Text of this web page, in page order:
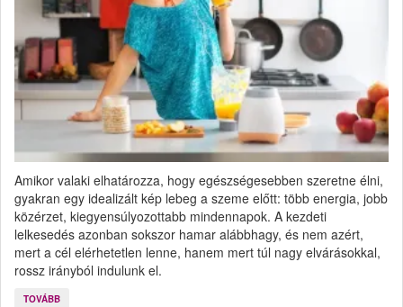
Amikor valaki elhatározza, hogy egészségesebben szeretne élni,
gyakran egy idealizált kép lebeg a szeme előtt: több energia, jobb
közérzet, kiegyensúlyozottabb mindennapok. A kezdeti
lelkesedés azonban sokszor hamar alábbhagy, és nem azért,
mert a cél elérhetetlen lenne, hanem mert túl nagy elvárásokkal,
rossz irányból indulunk el.
TOVÁBB